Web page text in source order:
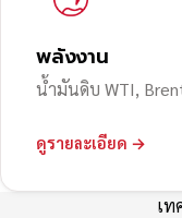
พลังงาน
น้ำมันดิบ WTI,
ดูรายละเอียด →
เท